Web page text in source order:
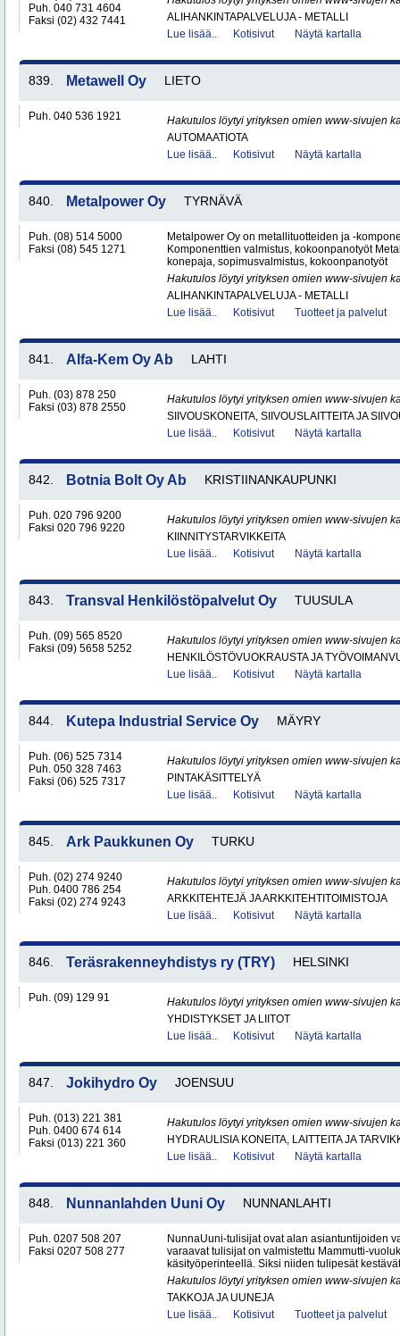
Puh. 040 731 4604
Faksi (02) 432 7441
ALIHANKINTAPALVELUJA - METALLI
Lue lisää..
Kotisivut Näytä kartalla
839. Metawell Oy LIETO
Puh. 040 536 1921
Hakutulos löytyi yrityksen omien www-sivujen
AUTOMAATIOTA
Lue lisää..
Kotisivut Näytä kartalla
840. Metalpower Oy TYRNÄVÄ
Puh. (08) 514 5000
Faksi (08) 545 1271
Metalpower Oy on metallituotteiden ja -
Komponenttien valmistus, kokoonpanotyöt
konepaja, sopimusvalmistus, kokoonpanotyöt
Hakutulos löytyi yrityksen omien www-sivujen
ALIHANKINTAPALVELUJA - METALLI
Lue lisää..
Kotisivut Tuotteet ja palvelut
841. Alfa-Kem Oy Ab LAHTI
Puh. (03) 878 250
Faksi (03) 878 2550
Hakutulos löytyi yrityksen omien www-sivujen
SIIVOUSKONEITA, SIIVOUSLAITTEITA JA
Lue lisää..
Kotisivut Näytä kartalla
842. Botnia Bolt Oy Ab KRISTIINANKAUPUNKI
Puh. 020 796 9200
Faksi 020 796 9220
Hakutulos löytyi yrityksen omien www-sivujen
KIINNITYSTARVIKKEITA
Lue lisää..
Kotisivut Näytä kartalla
843. Transval Henkilöstöpalvelut Oy TUUSULA
Puh. (09) 565 8520
Faksi (09) 5658 5252
Hakutulos löytyi yrityksen omien www-sivujen
HENKILÖSTÖVUOKRAUSTA JA
Lue lisää..
Kotisivut Näytä kartalla
844. Kutepa Industrial Service Oy MÄYRY
Puh. (06) 525 7314
Puh. 050 328 7463
Faksi (06) 525 7317
Hakutulos löytyi yrityksen omien www-sivujen
PINTAKÄSITTELYÄ
Lue lisää..
Kotisivut Näytä kartalla
845. Ark Paukkunen Oy TURKU
Puh. (02) 274 9240
Puh. 0400 786 254
Faksi (02) 274 9243
Hakutulos löytyi yrityksen omien www-sivujen
ARKKITEHTEJÄ JA ARKKITEHTITOIMISTOJA
Lue lisää..
Kotisivut Näytä kartalla
846. Teräsrakenneyhdistys ry (TRY) HELSINKI
Puh. (09) 129 91
Hakutulos löytyi yrityksen omien www-sivujen
YHDISTYKSET JA LIITOT
Lue lisää..
Kotisivut Näytä kartalla
847. Jokihydro Oy JOENSUU
Puh. (013) 221 381
Puh. 0400 674 614
Faksi (013) 221 360
Hakutulos löytyi yrityksen omien www-sivujen
HYDRAULISIA KONEITA, LAITTEITA JA
Lue lisää..
Kotisivut Näytä kartalla
848. Nunnanlahden Uuni Oy NUNNANLAHTI
Puh. 0207 508 207
Faksi 0207 508 277
NunnaUuni-tulisijat ovat alan asiantuntijoiden
varaavat tulisijat on valmistettu Mammutti-
käsityöperinteellä. Siksi niiden tulipesät
Hakutulos löytyi yrityksen omien www-sivujen
TAKKOJA JA UUNEJA
Lue lisää..
Kotisivut Tuotteet ja palvelut